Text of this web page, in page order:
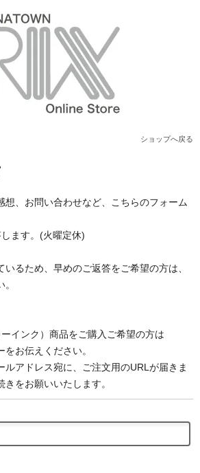
ショップへ戻る
想、お問い合わせなど、こちらのフォーム
ます。(火曜定休)
るため、早めのご返答をご希望の方は、
インク）商品をご購入ご希望の方は
お伝えください。
ルアドレス宛に、ご注文用のURLが届きま
をお願いいたします。